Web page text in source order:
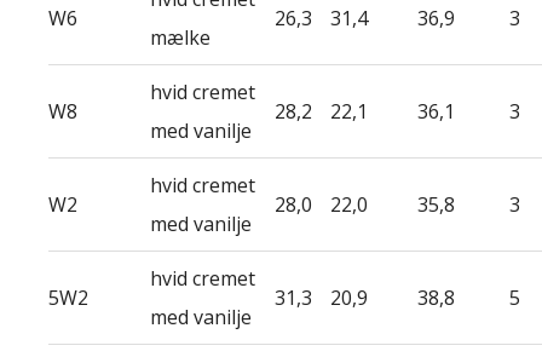
W6
mælke
26,3 31,4 36,9 3
W8
hvid cremet
med vanilje
28,2 22,1 36,1 3
W2
hvid cremet
med vanilje
28,0 22,0 35,8 3
5W2
hvid cremet
med vanilje
31,3 20,9 38,8 5